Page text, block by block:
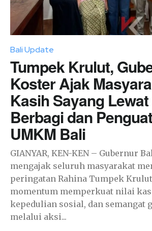
Bali Update
Tumpek Krulut,
Koster Ajak
Kasih Sayang
Berbagi dan
UMKM Bali
GIANYAR, KEN-KEN – Gubernur
mengajak seluruh masyarakat
peringatan Rahina Tumpek Krulut
momentum memperkuat nilai
kepedulian sosial, dan semangat
melalui aksi...